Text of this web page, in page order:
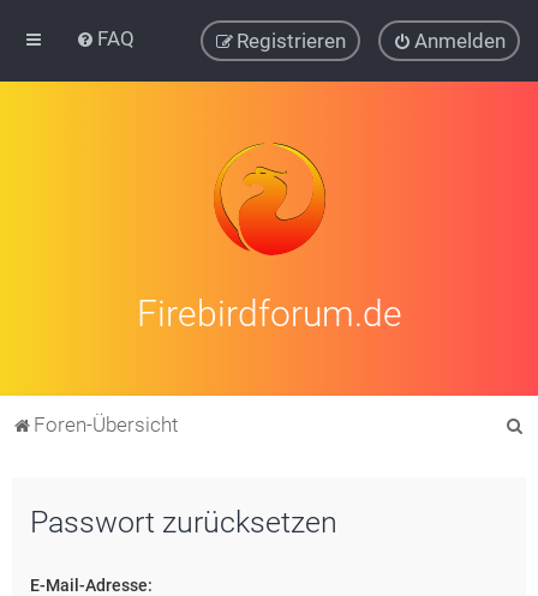
FAQ Anmelden
Registrieren
Firebirdforum.de
Foren-Übersicht
Passwort zurücksetzen
E-Mail-Adresse: